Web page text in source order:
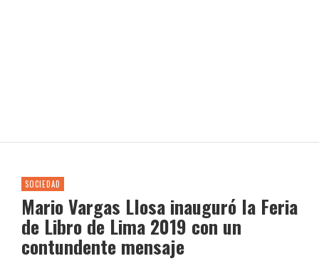
SOCIEDAD
Mario Vargas Llosa inauguró la Feria
de Libro de Lima 2019 con un
contundente mensaje